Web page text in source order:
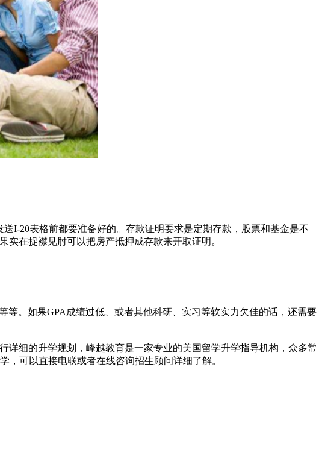
20表格前都要准备好的。存款证明要求是定期存款，股票和基金是不
在捉襟见肘可以把房产抵押成存款来开取证明。
。如果GPA成绩过低、或者其他科研、实习等软实力欠佳的话，还需要
细的升学规划，峰越教育是一家专业的美国留学升学指导机构，众多常
可以直接电联或者在线咨询招生顾问详细了解。